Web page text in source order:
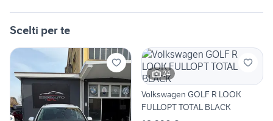
Scelti per te
24
Volkswagen GOLF R LOOK
FULLOPT TOTAL BLACK